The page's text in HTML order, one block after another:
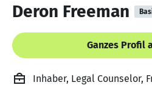
Deron Freeman
Ganzes Profil
Inhaber, Legal Counselor,